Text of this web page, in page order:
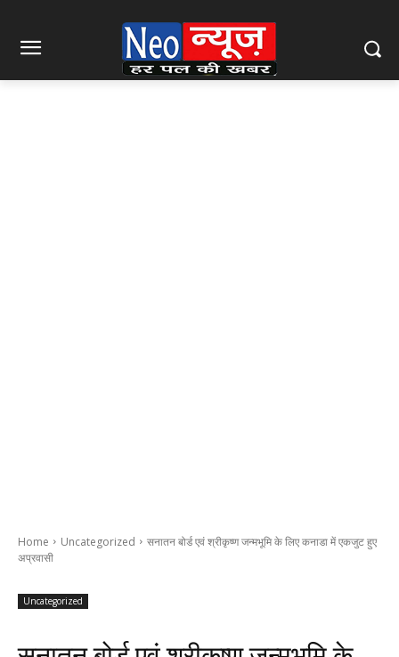
Home Uncategorized
सनातन बोर्ड एवं श्रीकृष्ण जन्मभूमि के लिए कनाडा में एकजुट हुए
अप्रवासी
Uncategorized